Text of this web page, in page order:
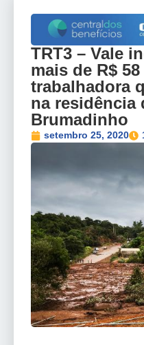
TRT3 – Vale
mais de R$
trabalhadora
na residência
Brumadinho
setembro 25, 2020